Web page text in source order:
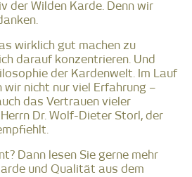
der Wilden Karde. Denn wir
wirklich gut machen zu
darauf konzentrieren. Und
der Kardenwelt. Im Lauf
wir nicht nur viel Erfahrung –
das Vertrauen vieler
Dr. Wolf-Dieter Storl, der
Dann lesen Sie gerne mehr
und Qualität aus dem